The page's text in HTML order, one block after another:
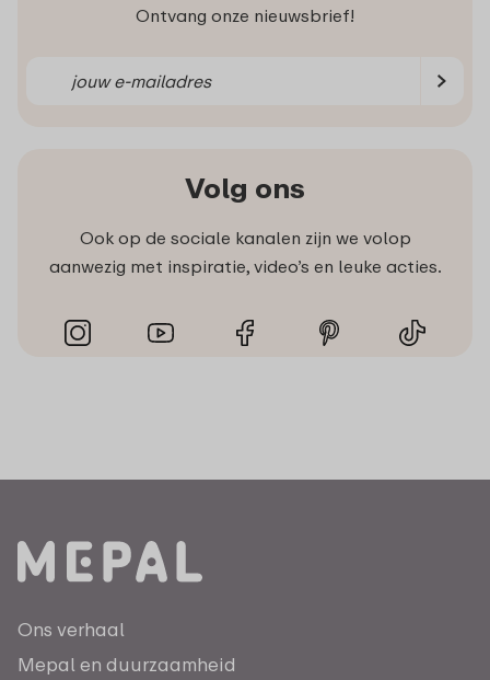
Ontvang onze nieuwsbrief!
Volg ons
Ook op de sociale kanalen zijn we volop
aanwezig met inspiratie, video’s en leuke acties.
Ons verhaal
Mepal en duurzaamheid